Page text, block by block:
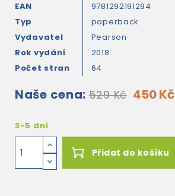
EAN
9781292191294
Typ
paperback
Vydavatel
Pearson
Rok vydání
2018
Počet stran
64
Naše cena: 529 Kč 450 Kč
3-5 dní
Přidat do košíku